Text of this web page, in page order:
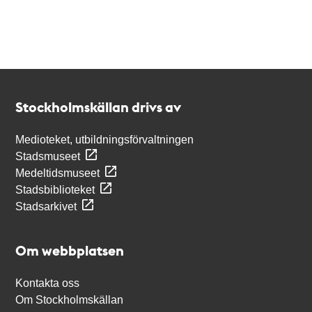
Stockholmskällan drivs av
Medioteket, utbildningsförvaltningen
Stadsmuseet
Medeltidsmuseet
Stadsbiblioteket
Stadsarkivet
Om webbplatsen
Kontakta oss
Om Stockholmskällan